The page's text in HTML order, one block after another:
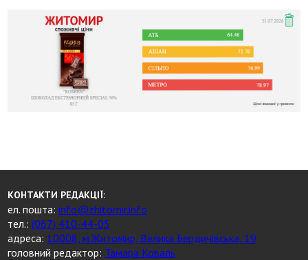
КОНТАКТИ РЕДАКЦІЇ:
ел. пошта:info@zhitomir.info
тел.:(067) 410-44-05
адреса: 10008, м.Житомир, Велика Бердичівська, 19
головний редактор: Тамара Коваль